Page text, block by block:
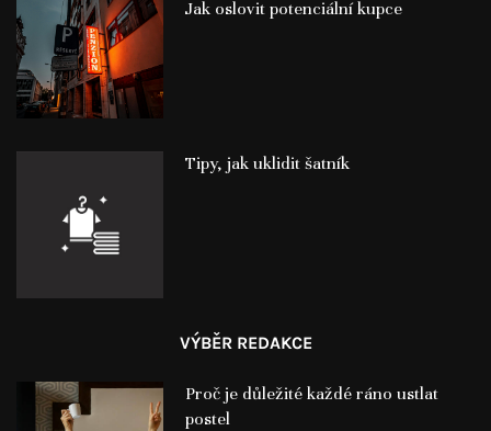
Jak oslovit potenciální kupce
Tipy, jak uklidit šatník
VÝBĚR REDAKCE
Proč je důležité každé ráno ustlat
postel